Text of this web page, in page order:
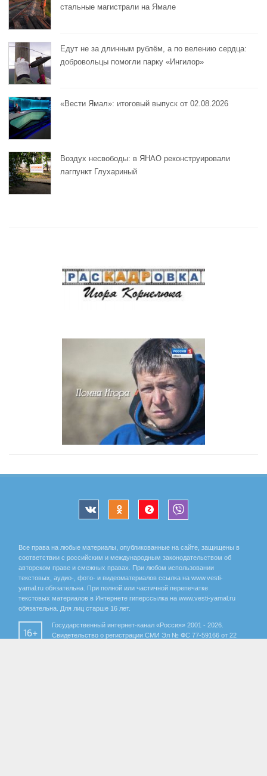
стальные магистрали на Ямале
Едут не за длинным рублём, а по велению сердца:
добровольцы помогли парку «Ингилор»
«Вести Ямал»: итоговый выпуск от 02.08.2026
Воздух несвободы: в ЯНАО реконструировали
лагпункт Глухариный
Все права на любые материалы, опубликованные на сайте, защищены в
соответствии с российским и международным законодательством об
авторском праве и смежных правах. При любом использовании
текстовых, аудио-, фото- и видеоматериалов ссылка на www.vesti-
yamal.ru обязательна. При полной или частичной перепечатке
текстовых материалов в Интернете гиперссылка на www.vesti-yamal.ru
обязательна. Для лиц старше 16 лет.
16+
Государственный интернет-канал «Россия» 2001 - 2026.
Свидетельство о регистрации СМИ Эл № ФС 77-59166 от 22